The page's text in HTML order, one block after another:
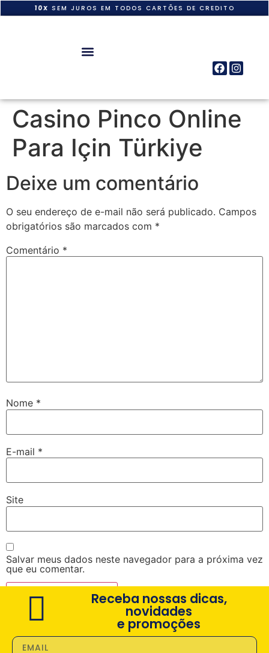
10X SEM JUROS EM TODOS CARTÕES DE CREDITO
Casino Pinco Online
Para Için Türkiye
Deixe um comentário
O seu endereço de e-mail não será publicado. Campos
obrigatórios são marcados com *
Comentário *
Nome *
E-mail *
Site
Salvar meus dados neste navegador para a próxima vez
que eu comentar.
Receba nossas dicas,
novidades
e promoções